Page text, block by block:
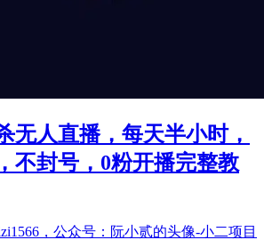
无人直播，每天半小时，
不封号，0粉开播完整教